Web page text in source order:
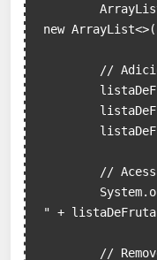
new
" +